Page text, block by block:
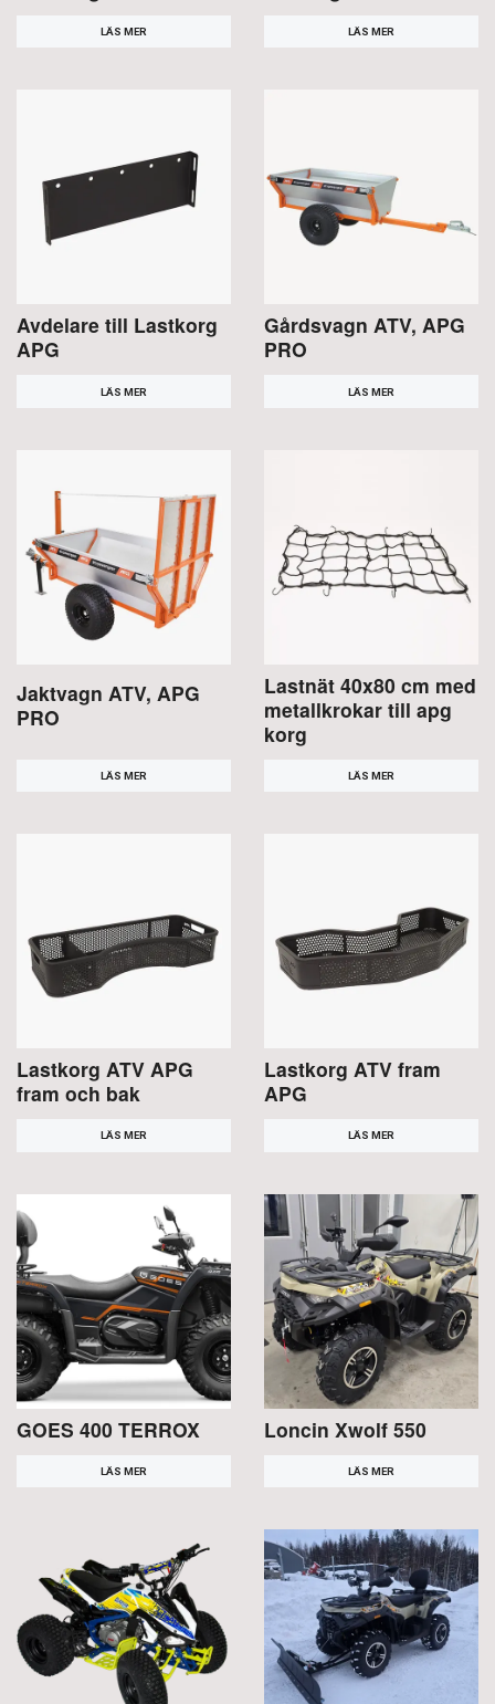
LÄS MER LÄS MER
Avdelare till Lastkorg
APG
LÄS MER
Gårdsvagn ATV, APG
PRO
LÄS MER
Jaktvagn ATV, APG
PRO
LÄS MER
Lastnät 40x80 cm med
metallkrokar till apg
korg
LÄS MER
Lastkorg ATV APG
fram och bak
LÄS MER
Lastkorg ATV fram
APG
LÄS MER
GOES 400 TERROX
LÄS MER
Loncin Xwolf 550
LÄS MER